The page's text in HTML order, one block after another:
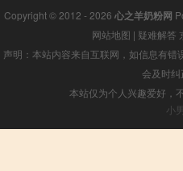
Copyright © 2012 - 2026 心之羊奶粉网
网站地图 | 疑难解答
声明：本站内容来自互联网，如信息有
会及时
本站仅为个人兴趣爱好，
小